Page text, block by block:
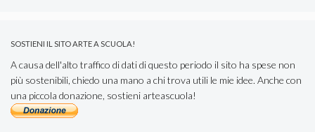
SOSTIENI IL SITO ARTE A SCUOLA!
A causa dell'alto traffico di dati di questo periodo il sito ha spese non
più sostenibili, chiedo una mano a chi trova utili le mie idee. Anche con
una piccola donazione, sostieni arteascuola!